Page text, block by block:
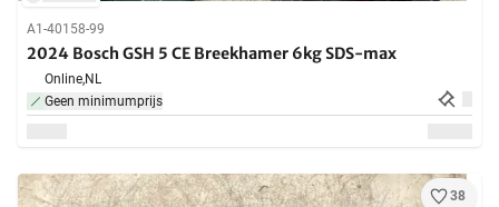
A1-40158-99
2024 Bosch GSH 5 CE Breekhamer 6kg SDS-max
Online,NL
Geen minimumprijs
38